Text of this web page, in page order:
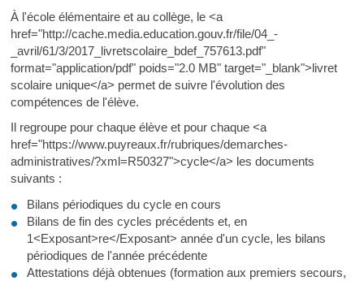
À l'école élémentaire et au collège, le <a
href="http://cache.media.education.gouv.fr/file/04_-
_avril/61/3/2017_livretscolaire_bdef_757613.pdf"
format="application/pdf" poids="2.0 MB" target="_blank">livret
scolaire unique</a> permet de suivre l'évolution des
compétences de l'élève.
Il regroupe pour chaque élève et pour chaque <a
href="https://www.puyreaux.fr/rubriques/demarches-
administratives/?xml=R50327">cycle</a> les documents
suivants :
Bilans périodiques du cycle en cours
Bilans de fin des cycles précédents et, en
1<Exposant>re</Exposant> année d'un cycle, les bilans
périodiques de l'année précédente
Attestations déjà obtenues (formation aux premiers secours,